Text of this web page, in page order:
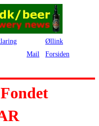
Øllink
Mail
Forsiden